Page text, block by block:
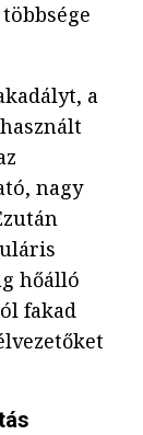
a
nagy
hőálló
fakad